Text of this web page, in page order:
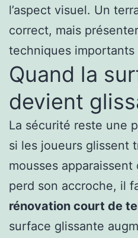
l’aspect visuel. Un
correct, mais
techniques importants
Quand la
devient
La sécurité reste une
si les joueurs glissent
mousses
perd son accroche, il
rénovation court de
surface glissante